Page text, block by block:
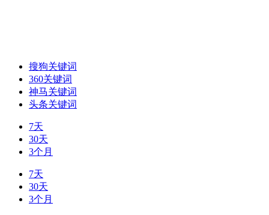
搜狗关键词
360关键词
神马关键词
头条关键词
7天
30天
3个月
7天
30天
3个月